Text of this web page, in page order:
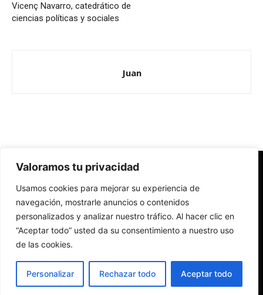
Valoramos tu privacidad
Usamos cookies para mejorar su experiencia de
navegación, mostrarle anuncios o contenidos
personalizados y analizar nuestro tráfico. Al hacer clic en
“Aceptar todo” usted da su consentimiento a nuestro uso
de las cookies.
Personalizar Rechazar todo Aceptar todo
Vicenç Navarro, catedrático de
ciencias políticas y sociales
Juan
Redes Cristianas
Una mirada alternativa sobre la Iglesia católica y la sociedad
- Colectivos de Redes Cristianas